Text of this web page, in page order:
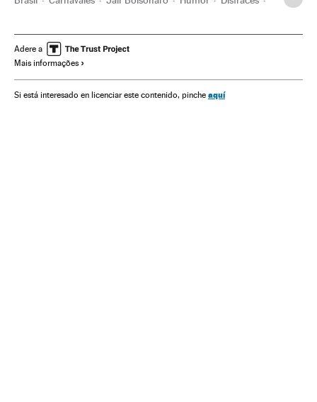
Latinoamérica Twitter
Adere a
Mais informações
Si está interesado en licenciar este contenido, pinche aquí